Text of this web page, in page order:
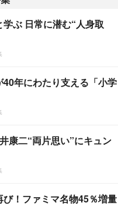
ぶ 日常に潜む“人身取
40年にわたり支える「小学
康二“両片思い”にキュン
び！ファミマ名物45％増量